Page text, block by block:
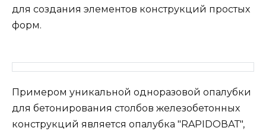
для создания элементов конструкций простых
форм.
Примером уникальной одноразовой опалубки
для бетонирования столбов железобетонных
конструкций является опалубка "RAPIDОВАТ",